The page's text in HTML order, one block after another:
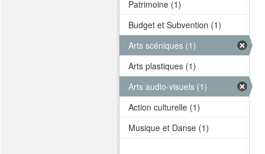
Patrimoine (1)
Budget et Subvention (1)
Arts scéniques (1)
Arts plastiques (1)
Arts audio-visuels (1)
Action culturelle (1)
Musique et Danse (1)